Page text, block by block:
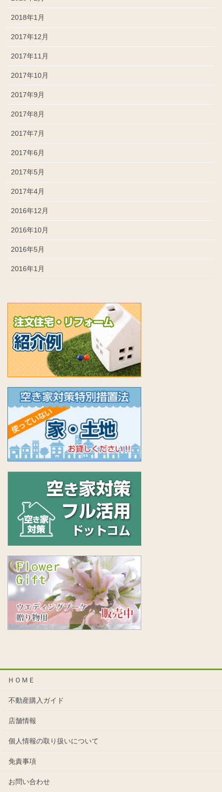
2018年1月
2017年12月
2017年11月
2017年10月
2017年9月
2017年8月
2017年7月
2017年6月
2017年5月
2017年4月
2016年12月
2016年10月
2016年5月
2016年1月
ＨＯＭＥ
不動産購入ガイド
店舗情報
個人情報の取り扱いについて
免責事項
お問い合わせ